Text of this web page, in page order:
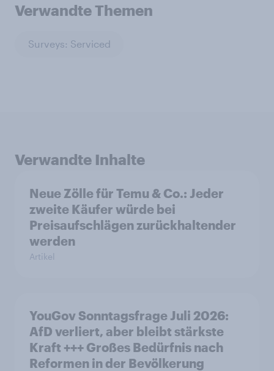
Verwandte Themen
Surveys: Serviced
Verwandte Inhalte
Neue Zölle für Temu & Co.: Jeder
zweite Käufer würde bei
Preisaufschlägen zurückhaltender
werden
Artikel
YouGov Sonntagsfrage Juli 2026:
AfD verliert, aber bleibt stärkste
Kraft +++ Großes Bedürfnis nach
Reformen in der Bevölkerung